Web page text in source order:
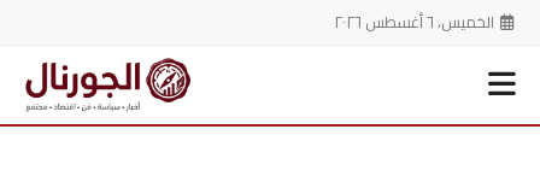
الخميس، ٦ أغسطس ٢٠٢٦